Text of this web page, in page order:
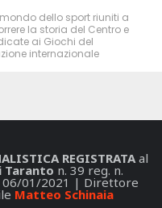
dello sport riuniti a
la storia del Centro e
ai Giochi del
internazionale
REGISTRATAal
Taranto n. 39 reg. n.
06/01/2021 | Direttore
Matteo Schinaia